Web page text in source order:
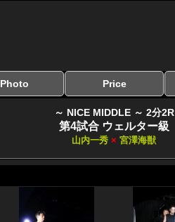
Photo Price
料金
お支払い方法
～ NICE MIDDLE ～ 2分2R
第4試合 ウェルター級
山内一秀 × 宮澤海獣